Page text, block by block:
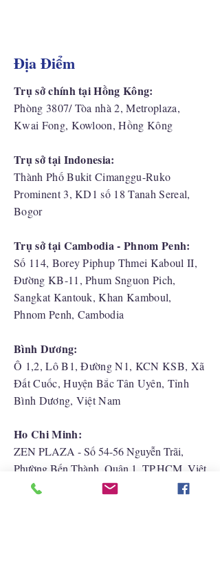
Địa Điểm
Trụ sở chính tại Hồng Kông:
Phòng 3807/ Tòa nhà 2, Metroplaza,
Kwai Fong, Kowloon, Hồng Kông
Trụ sở tại Indonesia:
​Thành Phố Bukit Cimanggu-Ruko
Prominent 3, KD1 số 18 Tanah Sereal,
Bogor
Trụ sở tại Cambodia - Phnom Penh:
Số 114, Borey Piphup Thmei Kaboul II,
Đường KB-11, Phum Snguon Pich,
Sangkat Kantouk, Khan Kamboul,
Phnom Penh, Cambodia
Bình Dương:
Ô 1,2, Lô B1, Đường N1, KCN KSB, Xã
Đất Cuốc, Huyện Bắc Tân Uyên, Tỉnh
Bình Dương, Việt Nam
Ho Chi Minh:
ZEN PLAZA - Số 54-56 Nguyễn Trãi,
Phường Bến Thành, Quận 1, TP.HCM, Việt
Nam